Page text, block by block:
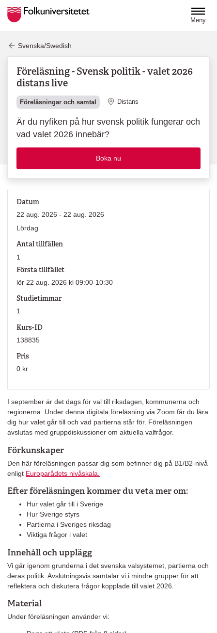
Meny
Svenska/Swedish
Föreläsning - Svensk politik - valet 2026
distans live
Föreläsningar och samtal Plats
Distans
Är du nyfiken på hur svensk politik fungerar och
vad valet 2026 innebär?
Boka nu
I september är det dags för val till riksdagen, kommunerna och
regionerna. Under denna digitala föreläsning via Zoom får du lära
dig hur valet går till och vad partierna står för. Föreläsningen
avslutas med gruppdiskussioner om aktuella valfrågor.
Förkunskaper
Den här föreläsningen passar dig som befinner dig på B1/B2-nivå
enligt Europarådets nivåskala.
Efter föreläsningen kommer du veta mer om:
Hur valet går till i Sverige
Hur Sverige styrs
Partierna i Sveriges riksdag
Viktiga frågor i valet
Innehåll och upplägg
Vi går igenom grunderna i det svenska valsystemet, partierna och
deras politik. Avslutningsvis samtalar vi i mindre grupper för att
reflektera och diskutera frågor kopplade till valet 2026.
Material
Under föreläsningen använder vi:
Datum
22 aug. 2026 - 22 aug. 2026
Lördag
Antal tillfällen
1
Första tillfället
lör 22 aug. 2026 kl 09:00-10:30
Studietimmar
1
Kurs-ID
138835
Pris
0 kr